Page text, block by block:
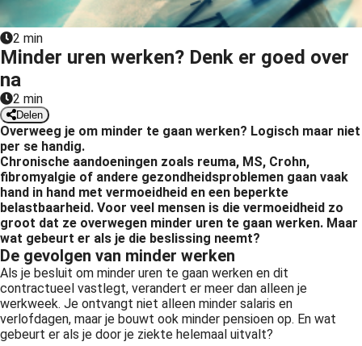
2 min
Minder uren werken? Denk er goed over
na
2 min
Delen
Overweeg je om minder te gaan werken? Logisch maar niet
per se handig.
Chronische aandoeningen zoals reuma, MS, Crohn,
fibromyalgie of andere gezondheidsproblemen gaan vaak
hand in hand met vermoeidheid en een beperkte
belastbaarheid. Voor veel mensen is die vermoeidheid zo
groot dat ze overwegen minder uren te gaan werken. Maar
wat gebeurt er als je die beslissing neemt?
De gevolgen van minder werken
Als je besluit om minder uren te gaan werken en dit
contractueel vastlegt, verandert er meer dan alleen je
werkweek. Je ontvangt niet alleen minder salaris en
verlofdagen, maar je bouwt ook minder pensioen op. En wat
gebeurt er als je door je ziekte helemaal uitvalt?
kan de
niet
worden
om
te
over
van
op
gebruikt